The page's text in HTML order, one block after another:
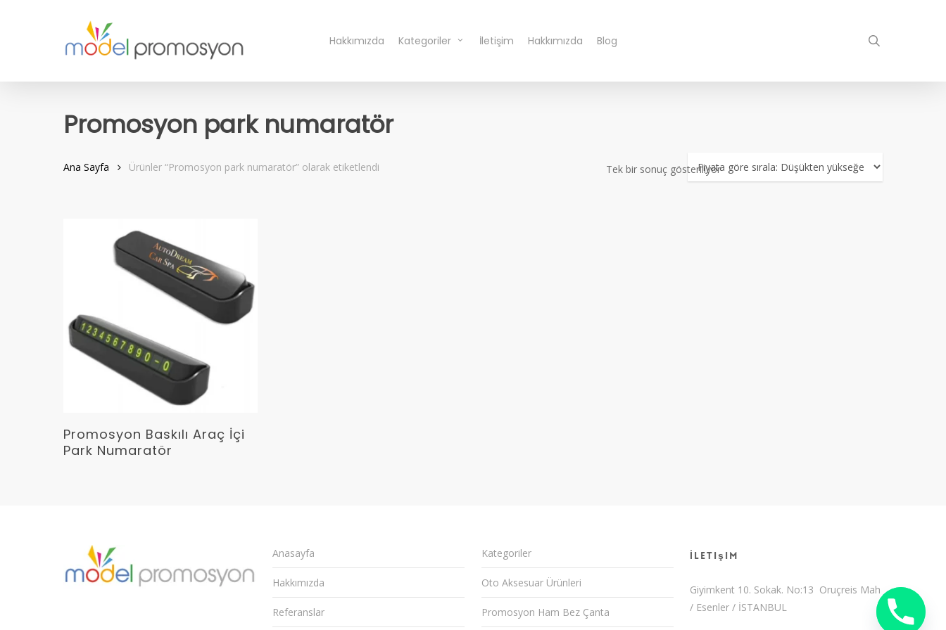
Hakkımızda Kategoriler İletişim Hakkımızda Blog
Promosyon park numaratör
Tek bir sonuç gösteriliyor
Ana Sayfa Ürünler “Promosyon park numaratör” olarak etiketlendi
Devamını Oku
Promosyon Baskılı Araç İçi
Park Numaratör
Anasayfa
Hakkımızda
Referanslar
Kategoriler
Oto Aksesuar Ürünleri
Promosyon Ham Bez Çanta
İletişim
Giyimkent 10. Sokak. No:13 Oruçreis Mah
/ Esenler / İSTANBUL